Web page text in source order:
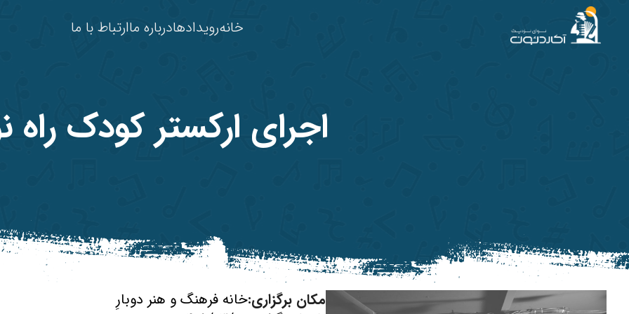
آکاردئون خانهرویدادهادرباره ماارتباط با ما
اجرای ارکستر کودک راه
مکان برگزاری:خانه فرهنگ و هنر دوبارِ